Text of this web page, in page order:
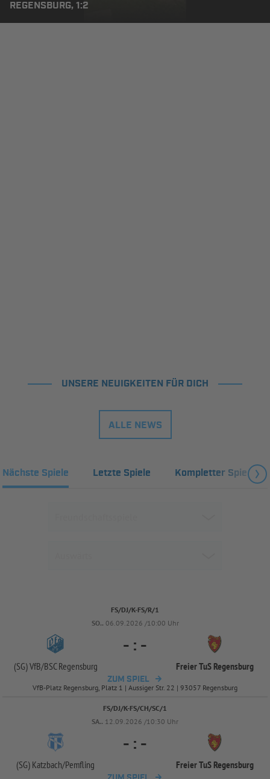
REGENSBURG, 1:2
UNSERE NEUIGKEITEN FÜR DICH
ALLE NEWS
Nächste Spiele Letzte Spiele Kompletter Spielplan
FS/DJ/K-FS/R/1
SO.. 06.09.2026 /10:00 Uhr
(SG) VfB/BSC Regensburg
- : -
Freier TuS Regensburg
ZUM SPIEL
VfB-Platz Regensburg, Platz 1 | Aussiger Str. 22 | 93057 Regensburg
FS/DJ/K-FS/CH/SC/1
SA.. 12.09.2026 /10:30 Uhr
(SG) Katzbach/Pemfling
- : -
Freier TuS Regensburg